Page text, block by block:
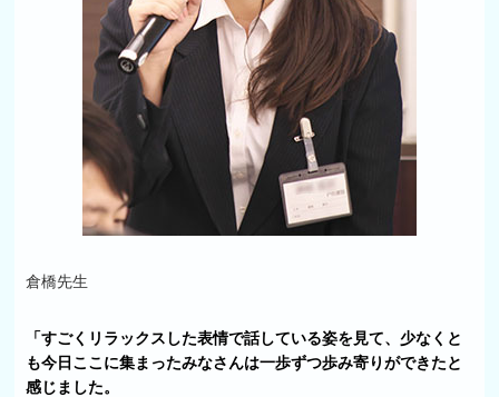
倉橋先生
「すごくリラックスした表情で話している姿を見て、少なくと
も今日ここに集まったみなさんは一歩ずつ歩み寄りができたと
感じました。